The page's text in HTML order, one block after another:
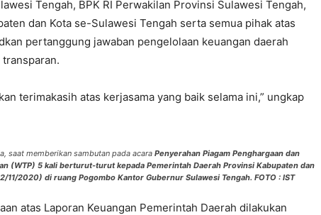
Tengah, BPK RI Perwakilan Provinsi Sulawesi Tengah,
dan Kota se-Sulawesi Tengah serta semua pihak atas
pertanggung jawaban pengelolaan keuangan daerah
terimakasih atas kerjasama yang baik selama ini,” ungkap
saat memberikan sambutan pada acara Penyerahan Piagam Penghargaan dan
(WTP) 5 kali berturut-turut kepada Pemerintah Daerah Provinsi Kabupaten dan
11/2020) di ruang Pogombo Kantor Gubernur Sulawesi Tengah. FOTO : IST
atas Laporan Keuangan Pemerintah Daerah dilakukan